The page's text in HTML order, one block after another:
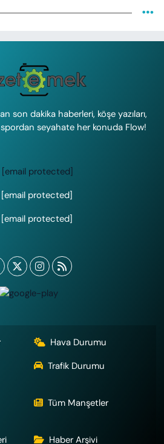
son dakika haberleri, köşe yazıları,
seyahate her konuda Flow!
[email protected]
[email protected]
[email protected]
Hava Durumu
Trafik Durumu
Tüm Manşetler
Haber Arşivi